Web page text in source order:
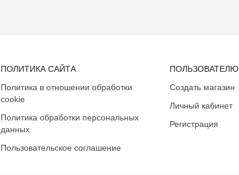
ПОЛИТИКА САЙТА
Политика в отношении обработки
cookie
Политика обработки персональных
данных
Пользовательское соглашение
ПОЛЬЗОВАТЕЛЮ
Создать магазин
Личный кабинет
Регистрация